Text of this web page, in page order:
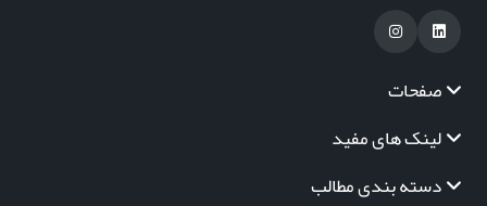
صفحات
لینک های مفید
دسته بندی مطالب